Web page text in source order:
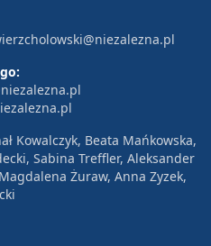
Kowalczyk, Beata Mańkowska,
Sabina Treffler, Aleksander
Żuraw, Anna Zyzek,